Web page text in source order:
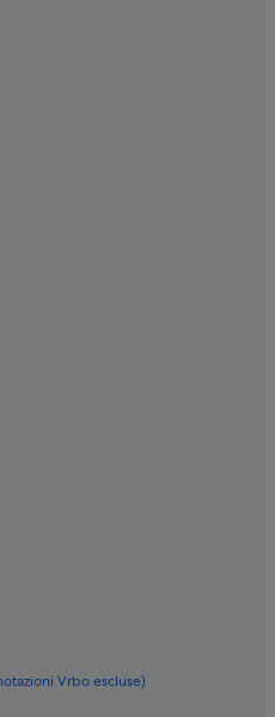
Vrbo escluse)